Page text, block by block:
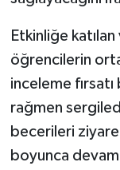
Etkinliğe
öğrencilerin
inceleme fırsatı
rağmen
becerileri
boyunca